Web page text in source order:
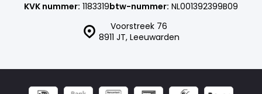
Voorstreek 76
8911 JT, Leeuwarden
KVK nummer: 1183319btw-nummer: NL001392399B09